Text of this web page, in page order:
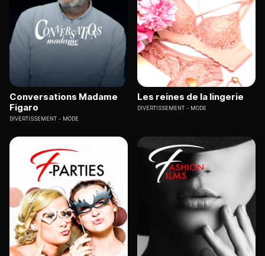
Conversations Madame
Figaro
DIVERTISSEMENT MODE
Les reines de la lingerie
DIVERTISSEMENT MODE